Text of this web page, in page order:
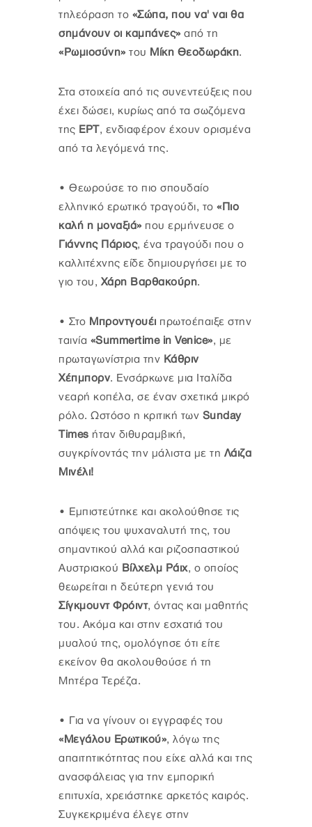
τηλεόραση το «Σώπα, που να' ναι θα
σημάνουν οι καμπάνες» από τη
«Ρωμιοσύνη» του Μίκη Θεοδωράκη.
Στα στοιχεία από τις συνεντεύξεις που
έχει δώσει, κυρίως από τα σωζόμενα
της ΕΡΤ, ενδιαφέρον έχουν ορισμένα
από τα λεγόμενά της.
• Θεωρούσε το πιο σπουδαίο
ελληνικό ερωτικό τραγούδι, το «Πιο
καλή η μοναξιά» που ερμήνευσε ο
Γιάννης Πάριος, ένα τραγούδι που ο
καλλιτέχνης είδε δημιουργήσει με το
γιο του, Χάρη Βαρθακούρη.
• Στο Μπροντγουέι πρωτοέπαιξε στην
ταινία «Summertime in Venice», με
πρωταγωνίστρια την Κάθριν
Χέπμπορν. Ενσάρκωνε μια Ιταλίδα
νεαρή κοπέλα, σε έναν σχετικά μικρό
ρόλο. Ωστόσο η κριτική των Sunday
Times ήταν διθυραμβική,
συγκρίνοντάς την μάλιστα με τη Λάιζα
Μινέλι!
• Εμπιστεύτηκε και ακολούθησε τις
απόψεις του ψυχαναλυτή της, του
σημαντικού αλλά και ριζοσπαστικού
Αυστριακού Βίλχελμ Ράιχ, ο οποίος
θεωρείται η δεύτερη γενιά του
Σίγκμουντ Φρόιντ, όντας και μαθητής
του. Ακόμα και στην εσχατιά του
μυαλού της, ομολόγησε ότι είτε
εκείνον θα ακολουθούσε ή τη
Μητέρα Τερέζα.
• Για να γίνουν οι εγγραφές του
«Μεγάλου Ερωτικού», λόγω της
απαιτητικότητας που είχε αλλά και της
ανασφάλειας για την εμπορική
επιτυχία, χρειάστηκε αρκετός καιρός.
Συγκεκριμένα έλεγε στην